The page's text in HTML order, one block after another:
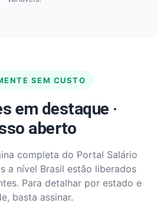
SEM CUSTO
em destaque ·
aberto
completa do Portal Salário
a nível Brasil estão liberados
Para detalhar por estado e
basta assinar.